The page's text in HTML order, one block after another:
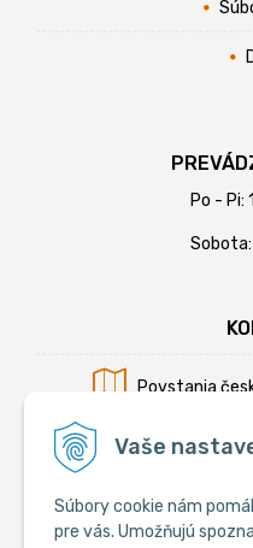
Vaše
Súbory cookie nám
pre vás. Umožňujú
Po - Pi:
Povstania
Mobil:
E-